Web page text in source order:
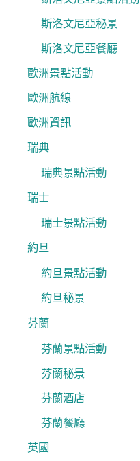
斯洛文尼亞秘景
斯洛文尼亞餐廳
歐洲景點活動
歐洲航線
歐洲資訊
瑞典
瑞典景點活動
瑞士
瑞士景點活動
約旦
約旦景點活動
約旦秘景
芬蘭
芬蘭景點活動
芬蘭秘景
芬蘭酒店
芬蘭餐廳
英國